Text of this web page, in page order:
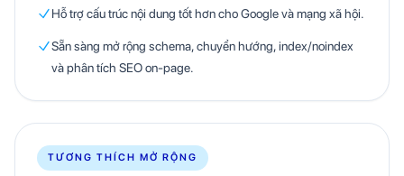
Hỗ trợ cấu trúc nội dung tốt hơn cho Google và mạng xã hội.
Sẵn sàng mở rộng schema, chuyển hướng, index/noindex
và phân tích SEO on-page.
TƯƠNG THÍCH MỞ RỘNG